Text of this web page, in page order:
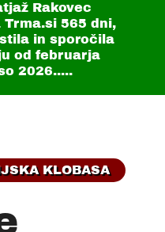
Rakovec
Trma.si 565 dni,
in sporočila
od februarja
2026.....
KLOBASA